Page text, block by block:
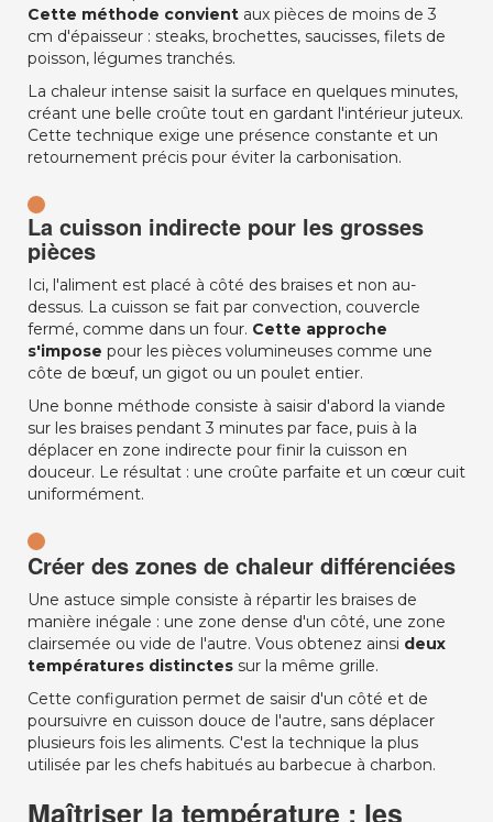
Cette méthode convient aux pièces de moins de 3
cm d'épaisseur : steaks, brochettes, saucisses, filets de
poisson, légumes tranchés.
La chaleur intense saisit la surface en quelques minutes,
créant une belle croûte tout en gardant l'intérieur juteux.
Cette technique exige une présence constante et un
retournement précis pour éviter la carbonisation.
La cuisson indirecte pour les grosses
pièces
Ici, l'aliment est placé à côté des braises et non au-
dessus. La cuisson se fait par convection, couvercle
fermé, comme dans un four. Cette approche
s'impose pour les pièces volumineuses comme une
côte de bœuf, un gigot ou un poulet entier.
Une bonne méthode consiste à saisir d'abord la viande
sur les braises pendant 3 minutes par face, puis à la
déplacer en zone indirecte pour finir la cuisson en
douceur. Le résultat : une croûte parfaite et un cœur cuit
uniformément.
Créer des zones de chaleur différenciées
Une astuce simple consiste à répartir les braises de
manière inégale : une zone dense d'un côté, une zone
clairsemée ou vide de l'autre. Vous obtenez ainsi deux
températures distinctes sur la même grille.
Cette configuration permet de saisir d'un côté et de
poursuivre en cuisson douce de l'autre, sans déplacer
plusieurs fois les aliments. C'est la technique la plus
utilisée par les chefs habitués au barbecue à charbon.
Maîtriser la température : les